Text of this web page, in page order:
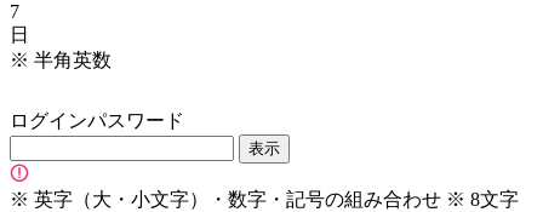
7
日
※ 半角英数
ログインパスワード
表示
※ 英字（大・小文字）・数字・記号の組み合わせ ※ 8文字